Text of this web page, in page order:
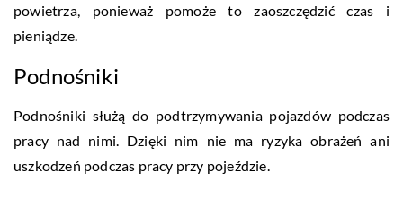
powietrza, ponieważ pomoże to zaoszczędzić czas i
pieniądze.
Podnośniki
Podnośniki służą do podtrzymywania pojazdów podczas
pracy nad nimi. Dzięki nim nie ma ryzyka obrażeń ani
uszkodzeń podczas pracy przy pojeździe.